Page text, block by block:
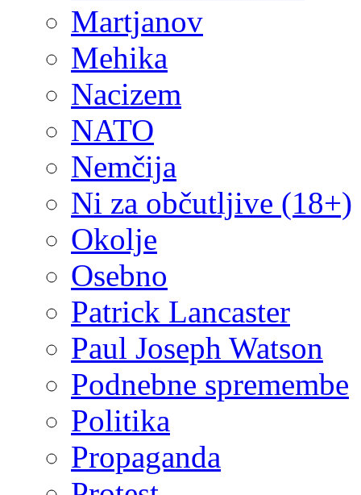
Martjanov
Mehika
Nacizem
NATO
Nemčija
Ni za občutljive (18+)
Okolje
Osebno
Patrick Lancaster
Paul Joseph Watson
Podnebne spremembe
Politika
Propaganda